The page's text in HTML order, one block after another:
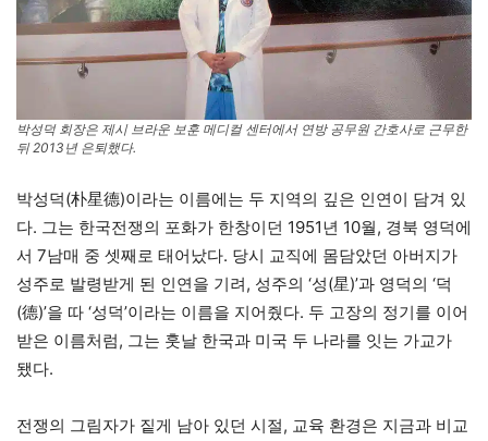
박성덕 회장은 제시 브라운 보훈 메디컬 센터에서 연방 공무원 간호사로 근무한
뒤 2013년 은퇴했다.
박성덕(朴星德)이라는 이름에는 두 지역의 깊은 인연이 담겨 있
다. 그는 한국전쟁의 포화가 한창이던 1951년 10월, 경북 영덕에
서 7남매 중 셋째로 태어났다. 당시 교직에 몸담았던 아버지가
성주로 발령받게 된 인연을 기려, 성주의 ‘성(星)’과 영덕의 ‘덕
(德)’을 따 ‘성덕’이라는 이름을 지어줬다. 두 고장의 정기를 이어
받은 이름처럼, 그는 훗날 한국과 미국 두 나라를 잇는 가교가
됐다.
전쟁의 그림자가 짙게 남아 있던 시절, 교육 환경은 지금과 비교